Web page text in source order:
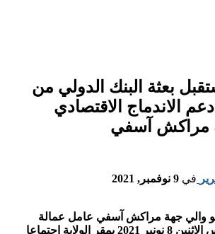
بعثة البنك الدولي من
الاندماج الاقتصادي
مراكش آسفي
في 9 نوفمبر, 2021
والي جهة مراكش آسفي عامل عمالة
مراكش زوال يوم أمس الاثنين 8 نونبر 2021 بمقر الولاية اجتماعا